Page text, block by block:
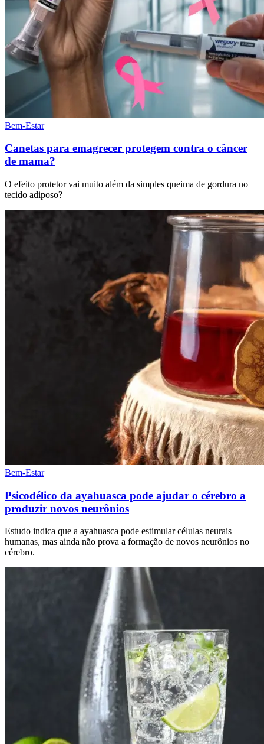
Bem-Estar
Canetas para emagrecer protegem contra o câncer
de mama?
O efeito protetor vai muito além da simples queima de gordura no
tecido adiposo?
Bem-Estar
Psicodélico da ayahuasca pode ajudar o cérebro a
produzir novos neurônios
Estudo indica que a ayahuasca pode estimular células neurais
humanas, mas ainda não prova a formação de novos neurônios no
cérebro.